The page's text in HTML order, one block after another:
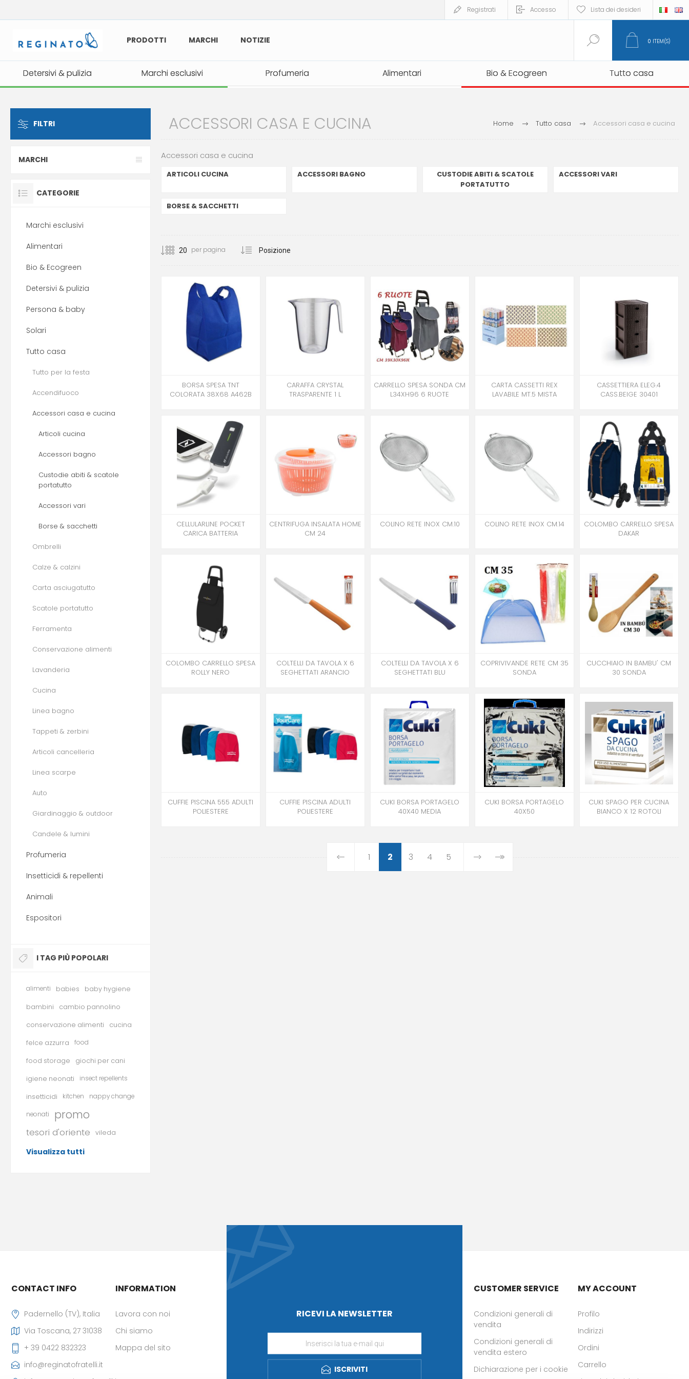
Registrati Accesso Lista dei desideri
PRODOTTI MARCHI NOTIZIE
Detersivi & pulizia Marchi esclusivi Profumeria Alimentari Bio & Ecogreen Tutto casa
Detersivi & pulizia Marchi esclusivi Profumeria Alimentari Bio & Ecogreen Tutto casa
0 ITEM(S)
Home Tutto casa Accessori casa e cucina
ACCESSORI CASA E CUCINA
Accessori casa e cucina
ARTICOLI CUCINA ACCESSORI BAGNO
CUSTODIE ABITI & SCATOLE
PORTATUTTO
ACCESSORI VARI
BORSE & SACCHETTI
per pagina
BORSA SPESA TNT
COLORATA 38X68 A462B
CARAFFA CRYSTAL
TRASPARENTE 1 L
CARRELLO SPESA SONDA CM
L34XH96 6 RUOTE
CARTA CASSETTI REX
LAVABILE MT.5 MISTA
CASSETTIERA ELEG.4
CASS.BEIGE 30401
CELLULARLINE POCKET
CARICA BATTERIA
CENTRIFUGA INSALATA HOME
CM 24
COLINO RETE INOX CM.10 COLINO RETE INOX CM.14
COLOMBO CARRELLO SPESA
DAKAR
COLOMBO CARRELLO SPESA
ROLLY NERO
COLTELLI DA TAVOLA X 6
SEGHETTATI ARANCIO
COLTELLI DA TAVOLA X 6
SEGHETTATI BLU
COPRIVIVANDE RETE CM 35
SONDA
CUCCHIAIO IN BAMBU' CM
30 SONDA
CUFFIE PISCINA 555 ADULTI
POLIESTERE
CUFFIE PISCINA ADULTI
POLIESTERE
CUKI BORSA PORTAGELO
40X40 MEDIA
CUKI BORSA PORTAGELO
40X50
CUKI SPAGO PER CUCINA
BIANCO X 12 ROTOLI
1 2 3 4 5
FILTRI
MARCHI
CATEGORIE
Marchi esclusivi
Alimentari
Bio & Ecogreen
Detersivi & pulizia
Persona & baby
Solari
Tutto casa
Tutto per la festa
Accendifuoco
Accessori casa e cucina
Articoli cucina
Accessori bagno
Custodie abiti & scatole
portatutto
Accessori vari
Borse & sacchetti
Ombrelli
Calze & calzini
Carta asciugatutto
Scatole portatutto
Ferramenta
Conservazione alimenti
Lavanderia
Cucina
Linea bagno
Tappeti & zerbini
Articoli cancelleria
Linea scarpe
Auto
Giardinaggio & outdoor
Candele & lumini
Profumeria
Insetticidi & repellenti
Animali
Espositori
I TAG PIÙ POPOLARI
alimenti babies baby hygiene
bambini cambio pannolino
conservazione alimenti cucina
felce azzurra food
food storage giochi per cani
igiene neonati insect repellents
insetticidi kitchen nappy change
neonati promo
tesori d'oriente vileda
Visualizza tutti
RICEVI LA NEWSLETTER
ISCRIVITI
CONTACT INFO
Padernello (TV), Italia
Via Toscana, 27 31038
+ 39 0422 832323
info@reginatofratelli.it
INFORMATION
Lavora con noi
Chi siamo
Mappa del sito
CUSTOMER SERVICE
Condizioni generali di
vendita
Condizioni generali di
vendita estero
Dichiarazione per i cookie
MY ACCOUNT
Profilo
Indirizzi
Ordini
Carrello